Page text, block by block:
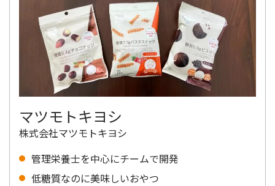
マツモトキヨシ
株式会社マツモトキヨシ
管理栄養士を中心にチームで開発
低糖質なのに美味しいおやつ